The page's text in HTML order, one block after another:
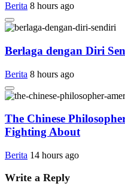
Berita 8 hours ago
Berlaga dengan Diri
Berita 8 hours ago
The Chinese
Fighting About
Berita 14 hours ago
Write a Reply